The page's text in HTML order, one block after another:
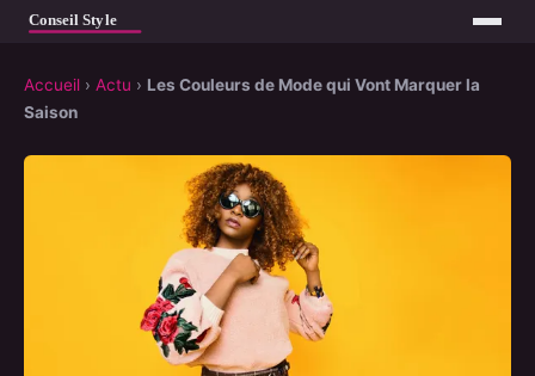
Accueil › Actu › Les Couleurs de Mode qui Vont Marquer la
Saison